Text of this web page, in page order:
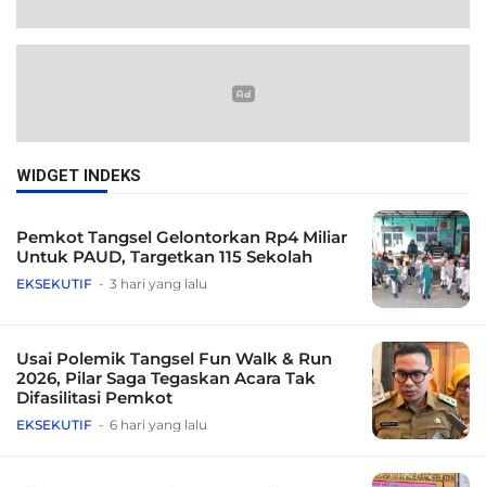
WIDGET INDEKS
Pemkot Tangsel Gelontorkan Rp4 Miliar
Untuk PAUD, Targetkan 115 Sekolah
EKSEKUTIF 3 hari yang lalu
Usai Polemik Tangsel Fun Walk & Run
2026, Pilar Saga Tegaskan Acara Tak
Difasilitasi Pemkot
EKSEKUTIF 6 hari yang lalu